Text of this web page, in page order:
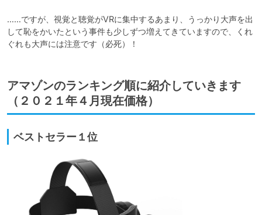
……ですが、視覚と聴覚がVRに集中するあまり、うっかり大声を出
して恥をかいたという事件も少しずつ増えてきていますので、くれ
ぐれも大声には注意です（必死）！
アマゾンのランキング順に紹介していきます
（２０２１年４月現在価格）
ベストセラー１位